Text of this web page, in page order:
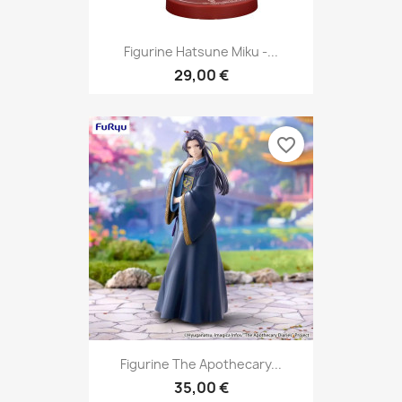
Figurine Hatsune Miku -...
29,00 €
Figurine The Apothecary...
35,00 €
favorite_border